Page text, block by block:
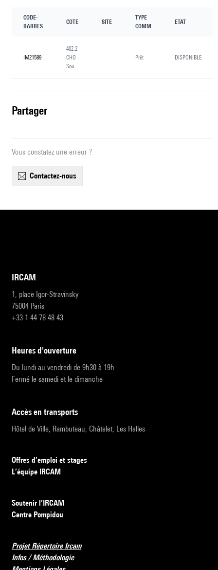
CODE-
BARRES
COTE SITE
TYPE
COMM
ETAT
IM21589
402.2
CHO
Sou
Prêt DISPONIBLE
partager
Vous constatez une erreur ?
contactez-nous
IRCAM
1, place Igor-Stravinsky
75004 Paris
+33 1 44 78 48 43
heures d'ouverture
Du lundi au vendredi de 9h30 à 19h
Fermé le samedi et le dimanche
accès en transports
Hôtel de Ville, Rambuteau, Châtelet, Les Halles
Offres d’emploi et stages
L’équipe IRCAM
Soutenir l’IRCAM
Centre Pompidou
Projet Répertoire Ircam
Infos / Méthodologie